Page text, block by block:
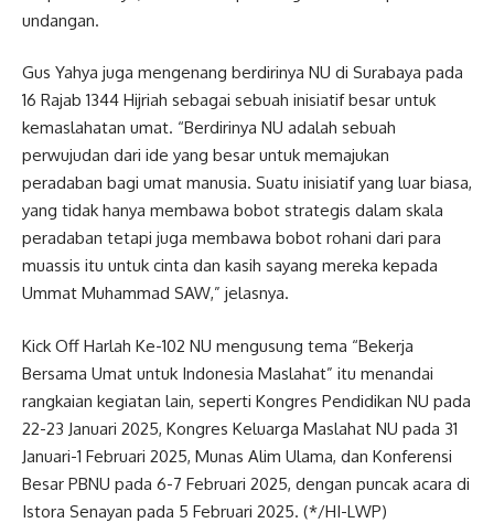
undangan.
Gus Yahya juga mengenang berdirinya NU di Surabaya pada
16 Rajab 1344 Hijriah sebagai sebuah inisiatif besar untuk
kemaslahatan umat. “Berdirinya NU adalah sebuah
perwujudan dari ide yang besar untuk memajukan
peradaban bagi umat manusia. Suatu inisiatif yang luar biasa,
yang tidak hanya membawa bobot strategis dalam skala
peradaban tetapi juga membawa bobot rohani dari para
muassis itu untuk cinta dan kasih sayang mereka kepada
Ummat Muhammad SAW,” jelasnya.
Kick Off Harlah Ke-102 NU mengusung tema “Bekerja
Bersama Umat untuk Indonesia Maslahat” itu menandai
rangkaian kegiatan lain, seperti Kongres Pendidikan NU pada
22-23 Januari 2025, Kongres Keluarga Maslahat NU pada 31
Januari-1 Februari 2025, Munas Alim Ulama, dan Konferensi
Besar PBNU pada 6-7 Februari 2025, dengan puncak acara di
Istora Senayan pada 5 Februari 2025. (*/HI-LWP)